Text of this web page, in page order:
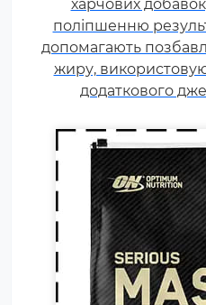
харчових
поліпшенню
допомагають
жиру,
додаткового
білок (як
сироваткового
зустрічаються і
білка гейнери).